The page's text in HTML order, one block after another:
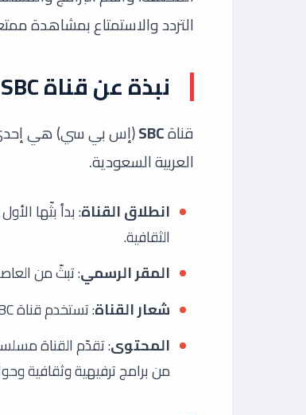
التردد والاستمتاع بمشاهدة
نبذة عن قناة SBC السعودية
قناةSBC(إس بي سي) هي إحدى
العربية السعودية.
انطلاق القناة
الثقافية.
المقر الرسمي: تبثّ من
شعار القناة: تستخدم قناة SBC عبارة “SBC غصب تحبها” للدلالة على ثقتها في محتواها الترفيهي.
المحتوى: تقدّم القناة
من برامج ترفيهية وثقافية